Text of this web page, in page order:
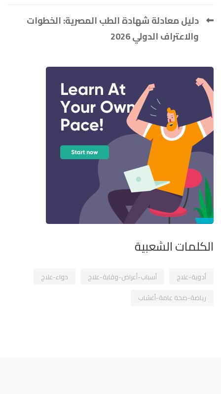
دليل معادلة شهادة الطب المصرية: الخطوات
والاعتراف الدولي 2026
الكلمات الشعبية
أدوية-علاج أسباب-أعراض-وقاية-علاج
دواء-علاج
رياضة-صحة عامة-أعشاب